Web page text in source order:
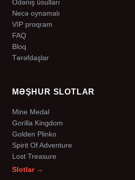
Ödəniş üsulları
Necə oynamalı
VIP proqram
FAQ
Bloq
Tərəfdaşlar
MƏŞHUR SLOTLAR
Mine Medal
Gorilla Kingdom
Golden Plinko
Spirit Of Adventure
Lost Treasure
Slotlar →